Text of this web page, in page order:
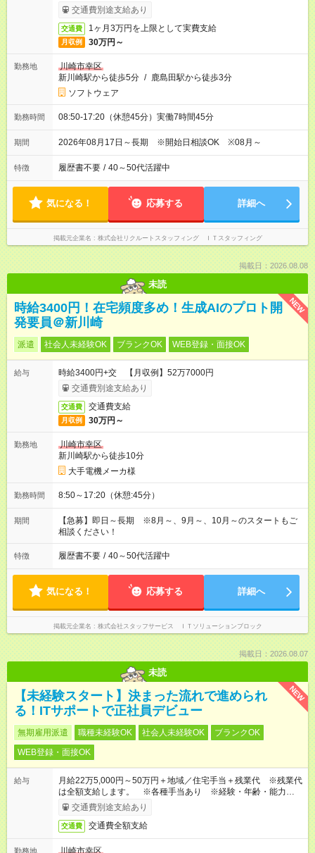
りサービス利用可（利用条件有）
交通費別途支給あり
交通費 1ヶ月3万円を上限として実費支給
月収例 30万円～
勤務地
川崎市幸区
新川崎駅から徒歩5分 / 鹿島田駅から徒歩3分
ソフトウェア
勤務時間 08:50-17:20（休憩45分）実働7時間45分
期間 2026年08月17日～長期 ※開始日相談OK ※08月～
特徴 履歴書不要 / 40～50代活躍中
気になる！ 応募する 詳細へ
掲載元企業名 株式会社リクルートスタッフィング ＩＴスタッフィング
掲載日：2026.08.08
未読
NEW
時給3400円！在宅頻度多め！生成AIのプロト開
発要員＠新川崎
派遣 社会人未経験OK ブランクOK WEB登録・面接OK
給与
時給3400円+交 【月収例】52万7000円
交通費別途支給あり
交通費 交通費支給
月収例 30万円～
勤務地
川崎市幸区
新川崎駅から徒歩10分
大手電機メーカ様
勤務時間 8:50～17:20（休憩:45分）
期間
【急募】即日～長期 ※8月～、9月～、10月～のスタートもご
相談ください！
特徴 履歴書不要 / 40～50代活躍中
気になる！ 応募する 詳細へ
掲載元企業名 株式会社スタッフサービス ＩＴソリューションブロック
掲載日：2026.08.07
未読
NEW
【未経験スタート】決まった流れで進められ
る！ITサポートで正社員デビュー
無期雇用派遣 職種未経験OK 社会人未経験OK
ブランクOK
WEB登録・面接OK
給与
月給22万5,000円～50万円＋地域／住宅手当＋残業代 ※残業代
は全額支給します。 ※各種手当あり ※経験・年齢・能力等を
考慮して加給・優遇します。
交通費別途支給あり
交通費 交通費全額支給
勤務地 川崎市幸区